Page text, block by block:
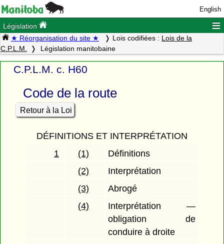
English
Législation ≡
★ Réorganisation du site ★ Lois codifiées : Lois de la
C.P.L.M.
Législation manitobaine
C.P.L.M. c. H60
Code de la route
Retour à la Loi
DÉFINITIONS ET INTERPRÉTATION
1
(1)
Définitions
(2)
Interprétation
(3)
Abrogé
(4)
Interprétation —
obligation de
conduire à droite